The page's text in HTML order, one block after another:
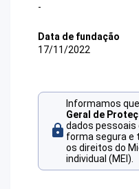
-
Data de fundação
17/11/2022
Informamos
Geral de
dados
forma segura e
os direitos do
individual (MEI).